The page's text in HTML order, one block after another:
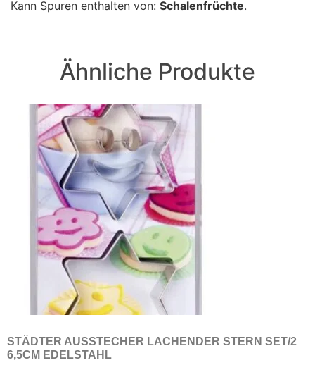
Kann Spuren enthalten von: Schalenfrüchte.
Ähnliche Produkte
STÄDTER AUSSTECHER LACHENDER STERN SET/2
6,5CM EDELSTAHL